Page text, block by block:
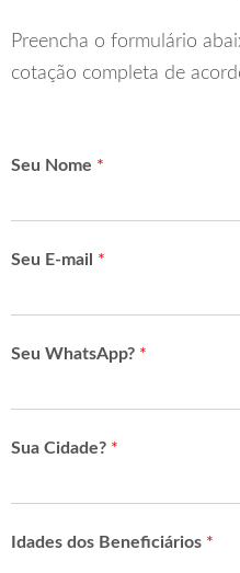
Preencha o formulário
cotação completa de
Seu Nome *
Seu E-mail *
Seu WhatsApp? *
Sua Cidade? *
Idades dos Beneficiários *